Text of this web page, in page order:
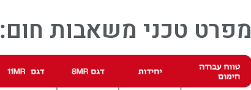
מפרט טכני משאבות חום: